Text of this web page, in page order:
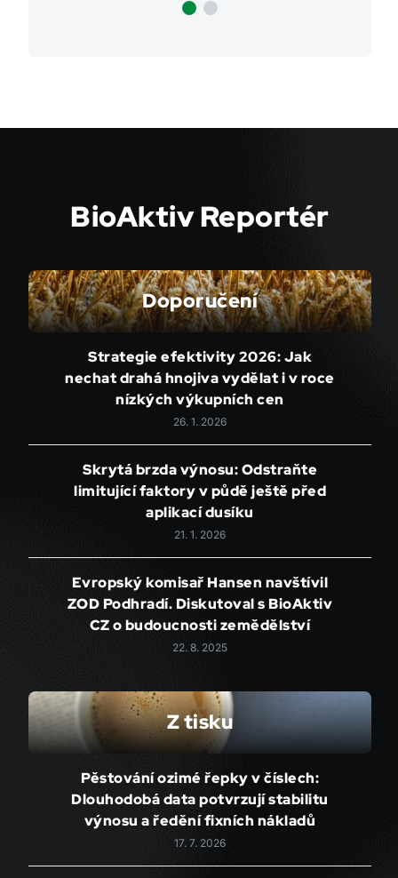
BioAktiv Reportér
Doporučení
Strategie efektivity 2026: Jak
nechat drahá hnojiva vydělat i v roce
nízkých výkupních cen
26. 1. 2026
Skrytá brzda výnosu: Odstraňte
limitující faktory v půdě ještě před
aplikací dusíku
21. 1. 2026
Evropský komisař Hansen navštívil
ZOD Podhradí. Diskutoval s BioAktiv
CZ o budoucnosti zemědělství
22. 8. 2025
Z tisku
Pěstování ozimé řepky v číslech:
Dlouhodobá data potvrzují stabilitu
výnosu a ředění fixních nákladů
17. 7. 2026